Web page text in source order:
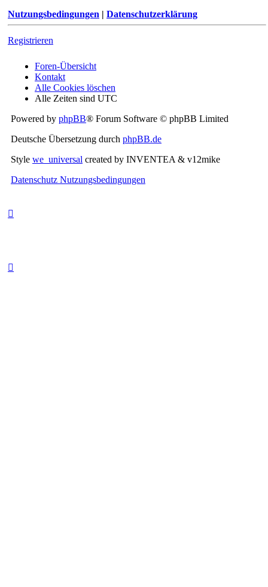
Nutzungsbedingungen
Datenschutzerklärung
Registrieren
Foren-Übersicht
Kontakt
Alle Cookies löschen
Alle Zeiten sind UTC
Powered by phpBB® Forum Software © phpBB Limited
Deutsche Übersetzung durch phpBB.de
Style we_universal created by INVENTEA & v12mike
Datenschutz Nutzungsbedingungen